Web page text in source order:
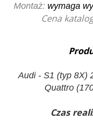
Montaż:wymaga
Cena
Audi - S1 (typ 8X)
Quattro
Czas